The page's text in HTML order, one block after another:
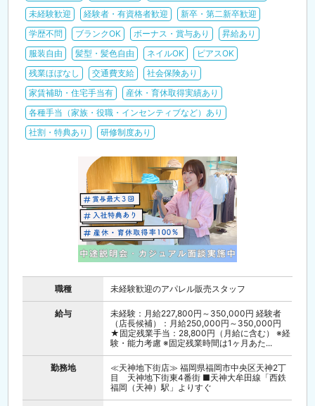
未経験歓迎
経験者・有資格者歓迎
新卒・第二新卒歓迎
学歴不問
ブランクOK ボーナス・賞与あり
昇給あり
服装自由
髪型・髪色自由 ネイルOK
ピアスOK
残業ほぼなし
交通費支給
社会保険あり
家賃補助・住宅手当有
産休・育休取得実績あり
各種手当（家族・役職・インセンティブなど）あり
社割・特典あり
研修制度あり
職種 未経験歓迎のアパレル販売スタッフ
給与
未経験：月給227,800円～350,000円 経験者
（店長候補）：月給250,000円～350,000円
★固定残業手当：28,800円（月給に含む） ※経
験・能力考慮 ※固定残業時間は1ヶ月あた...
勤務地
≪天神地下街店≫ 福岡県福岡市中央区天神2丁
目 天神地下街東4番街 ■天神大牟田線「西鉄
福岡（天神）駅」よりすぐ